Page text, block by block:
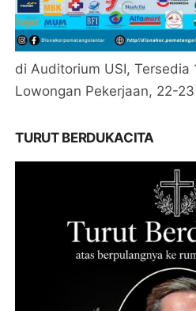
di Auditorium USI, Tersedia
Lowongan Pekerjaan, 22-
TURUT BERDUKACITA